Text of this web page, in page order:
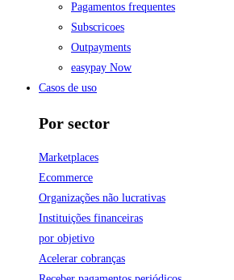
Pagamentos frequentes
Subscricoes
Outpayments
easypay Now
Casos de uso
Por sector
Marketplaces
Ecommerce
Organizações não lucrativas
Instituições financeiras
por objetivo
Acelerar cobranças